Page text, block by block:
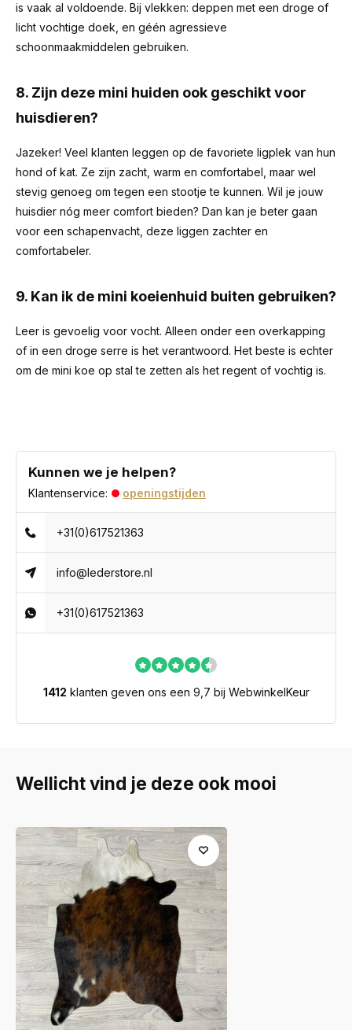
is vaak al voldoende. Bij vlekken: deppen met een droge of
licht vochtige doek, en géén agressieve
schoonmaakmiddelen gebruiken.
8. Zijn deze mini huiden ook geschikt voor
huisdieren?
Jazeker! Veel klanten leggen op de favoriete ligplek van hun
hond of kat. Ze zijn zacht, warm en comfortabel, maar wel
stevig genoeg om tegen een stootje te kunnen. Wil je jouw
huisdier nóg meer comfort bieden? Dan kan je beter gaan
voor een schapenvacht, deze liggen zachter en
comfortabeler.
9. Kan ik de mini koeienhuid buiten gebruiken?
Leer is gevoelig voor vocht. Alleen onder een overkapping
of in een droge serre is het verantwoord. Het beste is echter
om de mini koe op stal te zetten als het regent of vochtig is.
Kunnen we je helpen?
Klantenservice: openingstijden
+31(0)617521363
info@lederstore.nl
+31(0)617521363
1412 klanten geven ons een 9,7 bij WebwinkelKeur
Wellicht vind je deze ook mooi